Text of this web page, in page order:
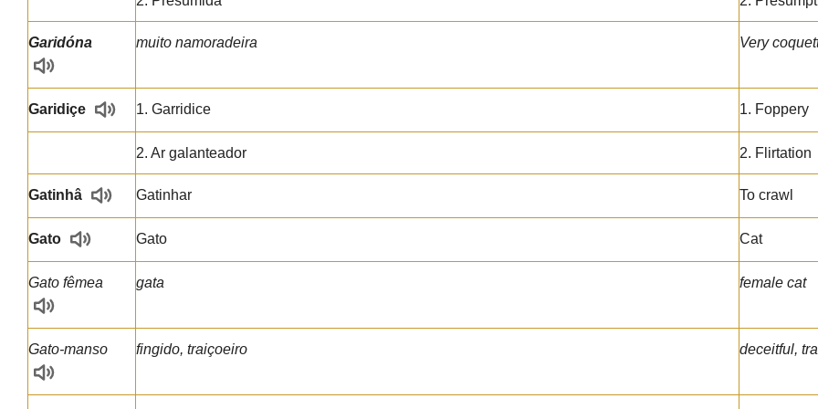
Garidóna muito namoradeira Very
Garidiçe 1. Garridice 1. Foppery
2. Ar galanteador 2. Flirtation
Gatinhâ Gatinhar To crawl
Gato Gato Cat
Gato fêmea gata female cat
Gato-manso fingido, traiçoeiro deceitful,